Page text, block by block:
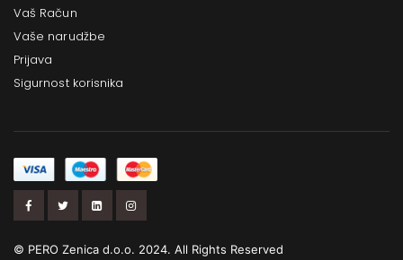
Vaš Račun
Vaše narudžbe
Prijava
Sigurnost korisnika
© PERO Zenica d.o.o. 2024. All Rights Reserved